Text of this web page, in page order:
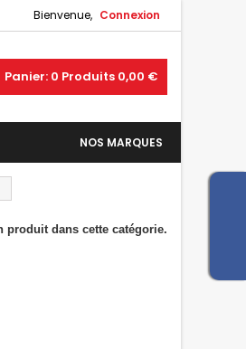
Bienvenue, Connexion
Panier: 0 Produits 0,00 €
NOS MARQUES
produit dans cette catégorie.